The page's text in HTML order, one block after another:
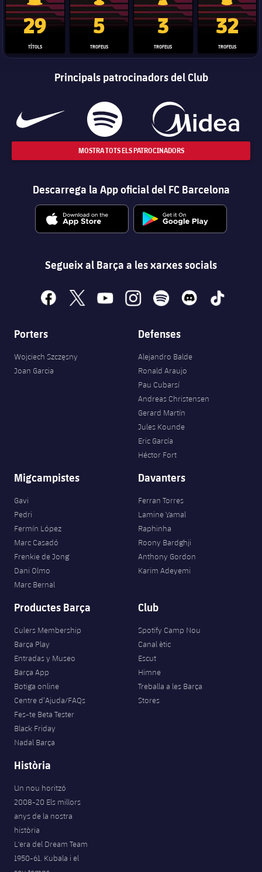
Trofeu de la Liga
29
TÍTOLS
Trofeu de la Lliga de Campions
5
TROFEUS
Trofeu del Mundial de Clubs
3
TROFEUS
Copa del
32
TROFEUS
Principals patrocinadors del Club
MOSTRA TOTS ELS PATROCINADORS
Descarrega la App oficial del FC Barcelona
Segueix al Barça a les xarxes socials
facebook
x youtubeinstagramspotify discord tiktok
Porters
Wojciech Szczęsny
Joan Garcia
Defenses
Alejandro Balde
Ronald Araujo
Pau Cubarsí
Andreas Christensen
Gerard Martín
Jules Kounde
Eric García
Héctor Fort
Migcampistes
Gavi
Pedri
Fermín López
Marc Casadó
Frenkie de Jong
Dani Olmo
Marc Bernal
Davanters
Ferran Torres
Lamine Yamal
Raphinha
Roony Bardghji
Anthony Gordon
Karim Adeyemi
Productes Barça
Culers Membership
Barça Play
Entradas y Museo
Barça App
Botiga online
Centre d’Ajuda/FAQs
Fes-te Beta Tester
Black Friday
Nadal Barça
Club
Spotify Camp Nou
Canal ètic
Escut
Himne
Treballa a les Barça
Stores
Història
Un nou horitzó
2008-20 Els millors
anys de la nostra
història
L'era del Dream Team
1950-61. Kubala i el